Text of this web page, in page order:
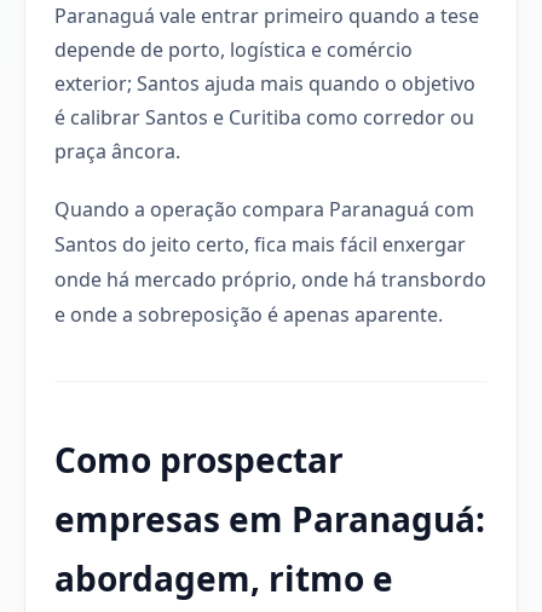
Paranaguá vale entrar primeiro quando a tese
depende de porto, logística e comércio
exterior; Santos ajuda mais quando o objetivo
é calibrar Santos e Curitiba como corredor ou
praça âncora.
Quando a operação compara Paranaguá com
Santos do jeito certo, fica mais fácil enxergar
onde há mercado próprio, onde há transbordo
e onde a sobreposição é apenas aparente.
Como prospectar
empresas em Paranaguá:
abordagem, ritmo e